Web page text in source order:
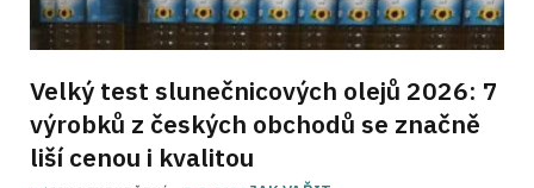
Velký test slunečnicových olejů 2026: 7
výrobků z českých obchodů se značně
liší cenou i kvalitou